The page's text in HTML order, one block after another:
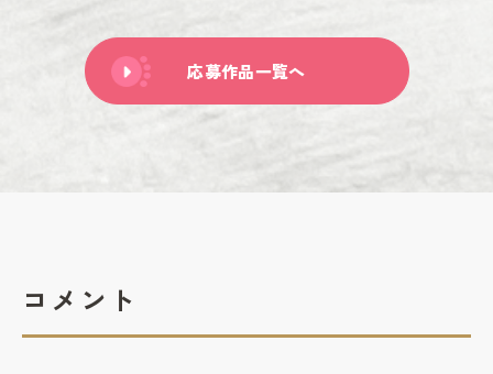
応募作品一覧へ
コメント